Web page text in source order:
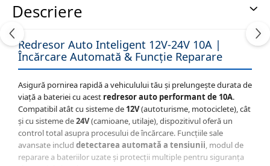
Descriere
Redresor Auto Inteligent 12V-24V 10A |
Încărcare Automată & Funcție Reparare
Asigură pornirea rapidă a vehiculului tău și prelungește durata de
viață a bateriei cu acest redresor auto performant de 10A.
Compatibil atât cu sisteme de 12V(autoturisme, motociclete), cât
și cu sisteme de24V(camioane, utilaje), dispozitivul oferă un
control total asupra procesului de încărcare. Funcțiile sale
avansate includ detectarea automată a tensiunii, modul de
reparare a bateriilor uzate și protecții multiple pentru siguranța